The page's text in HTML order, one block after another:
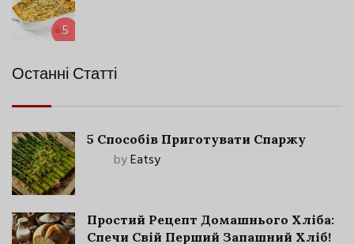
5
Останні Статті
5 Способів Приготувати Спаржу
byEatsy
Простий Рецепт Домашнього Хліба:
Спечи Свій Перший Запашний Хліб!